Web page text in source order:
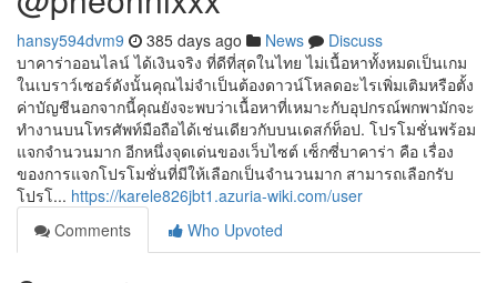
hansy594dvm9 385 days ago News
Discuss
บาคาร่าออนไลน์ ได้เงินจริง ที่ดีที่สุดในไทย ไม่เนื้อหาทั้งหมดเป็นเกม
ในเบราว์เซอร์ดังนั้นคุณไม่จำเป็นต้องดาวน์โหลดอะไรเพิ่มเติมหรือตั้ง
ค่าบัญชีนอกจากนี้คุณยังจะพบว่าเนื้อหาที่เหมาะกับอุปกรณ์พกพามักจะ
ทำงานบนโทรศัพท์มือถือได้เช่นเดียวกับบนเดสก์ท็อป. โปรโมชั่นพร้อม
แจกจำนวนมาก อีกหนึ่งจุดเด่นของเว็บไซต์ เซ็กซี่บาคาร่า คือ เรื่อง
ของการแจกโปรโมชั่นที่มีให้เลือกเป็นจำนวนมาก สามารถเลือกรับ
โปรโ... https://karele826jbt1.azuria-wiki.com/user
Comments
Who Upvoted